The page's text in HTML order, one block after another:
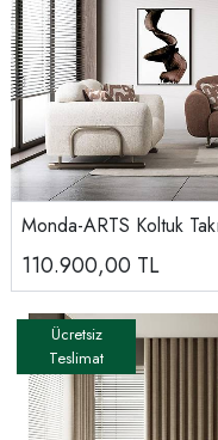
Monda-ARTS Koltuk
110.900,00 TL